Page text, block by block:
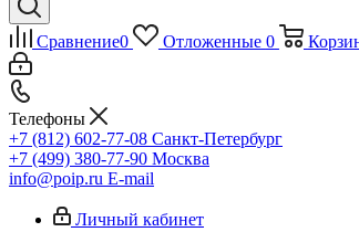
Сравнение0 Отложенные 0
Телефоны
+7 (812) 602-77-08 Санкт-Петербург
+7 (499) 380-77-90 Москва
info@poip.ru E-mail
Личный кабинет